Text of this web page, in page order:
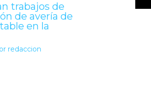
trabajos de
de avería de
en la
redaccion